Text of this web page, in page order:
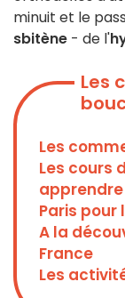
minuit et le
sbitène - de l'
Les
Les
Les cours
Paris pour
A la
France
Les